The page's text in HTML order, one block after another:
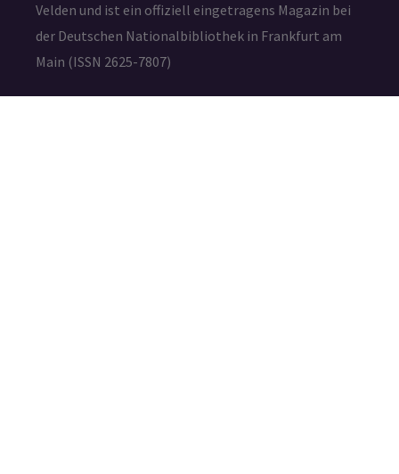
Velden und ist ein offiziell eingetragens Magazin bei
der Deutschen Nationalbibliothek in Frankfurt am
Main (ISSN 2625-7807)
Die durch die Seitenbetreiber erstellten Inhalte und